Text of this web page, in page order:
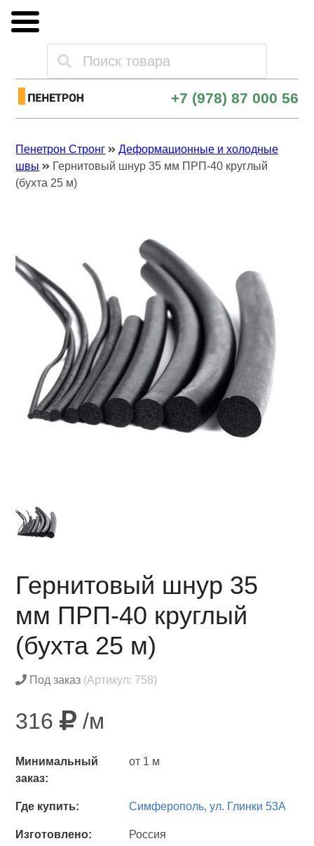
Каталог товаров
Опт и поставки
+7 (978) 87 000 56
Пенетрон Стронг
Деформационные и холодные
швы
Гернитовый шнур 35 мм ПРП-40 круглый
(бухта 25 м)
Гернитовый шнур 35
мм ПРП-40 круглый
(бухта 25 м)
Под заказ (Артикул: 758)
316 /м
Минимальный
заказ:
от 1 м
Где купить: Симферополь, ул. Глинки 53А
Изготовлено: Россия